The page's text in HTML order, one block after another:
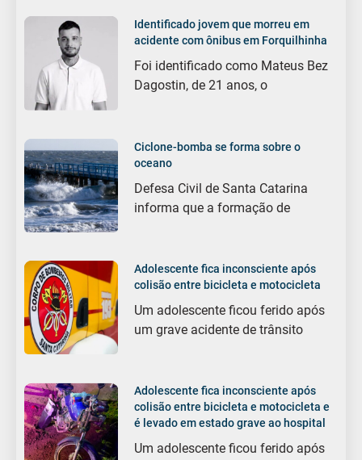
Identificado jovem que morreu em
acidente com ônibus em Forquilhinha
Foi identificado como Mateus Bez
Dagostin, de 21 anos, o
Ciclone-bomba se forma sobre o
oceano
Defesa Civil de Santa Catarina
informa que a formação de
Adolescente fica inconsciente após
colisão entre bicicleta e motocicleta
Um adolescente ficou ferido após
um grave acidente de trânsito
Adolescente fica inconsciente após
colisão entre bicicleta e motocicleta e
é levado em estado grave ao hospital
Um adolescente ficou ferido após